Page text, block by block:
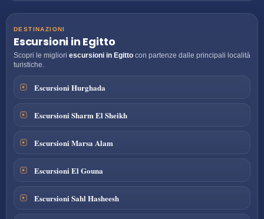
DESTINAZIONI
Escursioni in Egitto
Scopri le migliori escursioni in Egitto con partenze dalle principali località
turistiche.
Escursioni Hurghada
Escursioni Sharm El Sheikh
Escursioni Marsa Alam
Escursioni El Gouna
Escursioni Sahl Hasheesh